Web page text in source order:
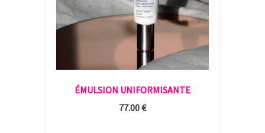
ÉMULSION UNIFORMISANTE
77.00€